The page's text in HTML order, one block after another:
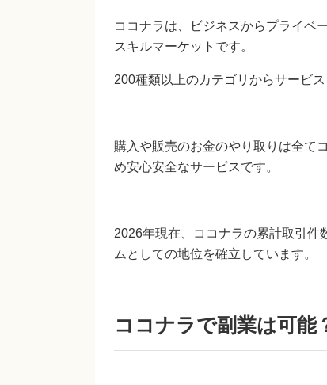
ココナラは、ビジネスからプライベ
スキルマーケットです。
200種類以上のカテゴリからサービ
購入や販売のお金のやり取りは全て
め安心安全なサービスです。
2026年現在、ココナラの累計取引
ムとしての地位を確立しています。
ココナラで副業は可能